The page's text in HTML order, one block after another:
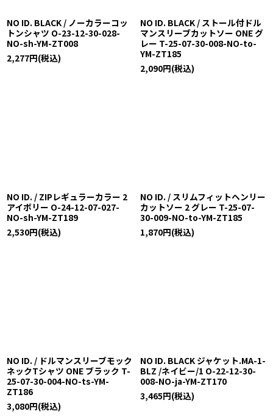
NO ID. BLACK / ノーカラーコッ
トンシャツ O-23-12-30-028-
NO-sh-YM-ZT008
2,277円(税込)
NO ID. BLACK / ストール付ドル
マンスリーブカットソー ONE グ
レー T-25-07-30-008-NO-to-
YM-ZT185
2,090円(税込)
NO ID. / ZIPレギュラーカラー 2
アイボリー O-24-12-07-027-
NO-sh-YM-ZT189
2,530円(税込)
NO ID. / スリムフィットヘンリー
カットソー 2 グレー T-25-07-
30-009-NO-to-YM-ZT185
1,870円(税込)
NO ID. / ドルマンスリーブモック
ネックTシャツ ONE ブラック T-
25-07-30-004-NO-ts-YM-
ZT186
3,080円(税込)
NO ID. BLACK ジャケット.MA-1-
BLZ /ネイビー/1 O-22-12-30-
008-NO-ja-YM-ZT170
3,465円(税込)